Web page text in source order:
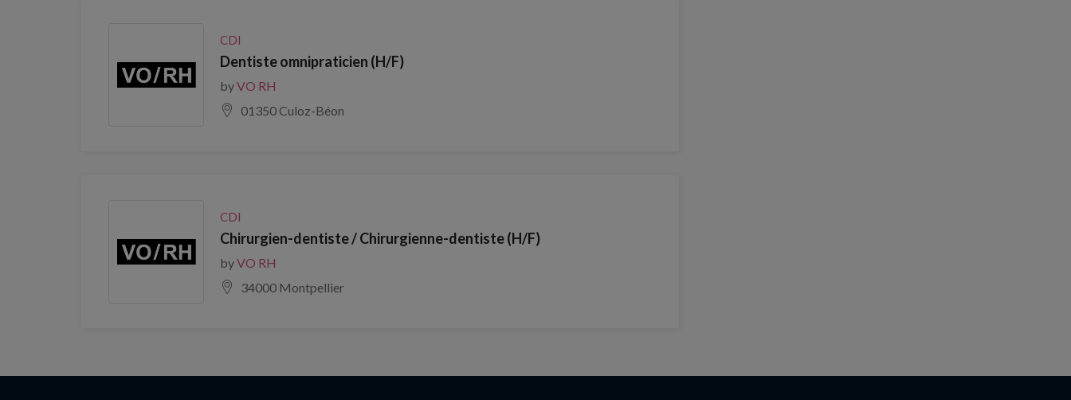
CDI
Dentiste omnipraticien (H/F)
byVO RH
01350 Culoz-Béon
CDI
Chirurgien-dentiste / Chirurgienne-dentiste (H/F)
byVO RH
34000 Montpellier